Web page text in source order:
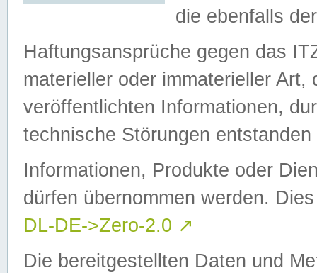
die ebenfalls
Haftungsansprüche gegen das
materieller oder immaterieller
veröffentlichten Informationen,
technische Störungen
Informationen, Produkte oder
dürfen übernommen werden.
DL-DE->Zero-2.0 ↗
Die bereitgestellten Daten und